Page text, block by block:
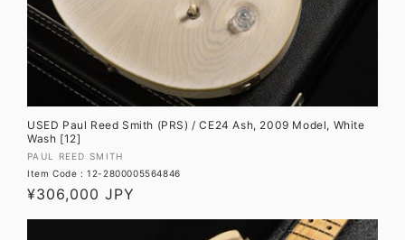
USED Paul Reed Smith (PRS) / CE24 Ash, 2009 Model, White
Wash [12]
販
売
元:
PAUL REED SMITH
Item Code : 12-2800005564846
通
¥306,000 JPY